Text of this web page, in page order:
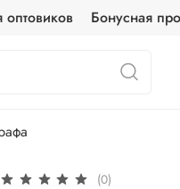
Бонусная
(0)